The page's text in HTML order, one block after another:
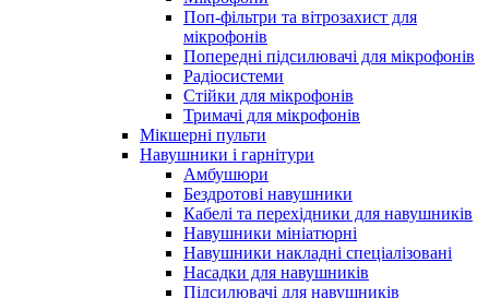
Поп-фільтри та вітрозахист для
мікрофонів
Попередні підсилювачі для мікрофонів
Радіосистеми
Стійки для мікрофонів
Тримачі для мікрофонів
Мікшерні пульти
Навушники і гарнітури
Амбушюри
Бездротові навушники
Кабелі та перехідники для навушників
Навушники мініатюрні
Навушники накладні спеціалізовані
Насадки для навушників
Підсилювачі для навушників